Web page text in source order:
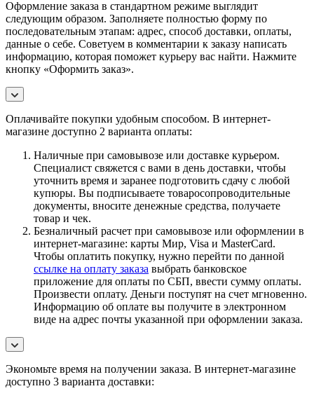
Оформление заказа в стандартном режиме выглядит
следующим образом. Заполняете полностью форму по
последовательным этапам: адрес, способ доставки, оплаты,
данные о себе. Советуем в комментарии к заказу написать
информацию, которая поможет курьеру вас найти. Нажмите
кнопку «Оформить заказ».
Оплачивайте покупки удобным способом. В интернет-
магазине доступно 2 варианта оплаты:
Наличные при самовывозе или доставке курьером.
Специалист свяжется с вами в день доставки, чтобы
уточнить время и заранее подготовить сдачу с любой
купюры. Вы подписываете товаросопроводительные
документы, вносите денежные средства, получаете
товар и чек.
Безналичный расчет при самовывозе или оформлении в
интернет-магазине: карты Мир, Visa и MasterCard.
Чтобы оплатить покупку, нужно перейти по данной
ссылке на оплату заказа выбрать банковское
приложение для оплаты по СБП, ввести сумму оплаты.
Произвести оплату. Деньги поступят на счет мгновенно.
Информацию об оплате вы получите в электронном
виде на адрес почты указанной при оформлении заказа.
Экономьте время на получении заказа. В интернет-магазине
доступно 3 варианта доставки: